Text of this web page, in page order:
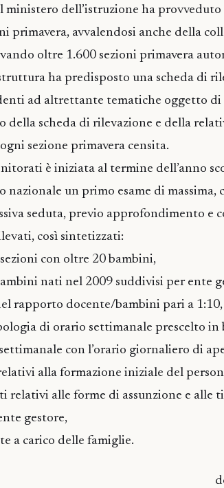
ministero dell’istruzione ha
primavera, avvalendosi anche della
oltre 1.600 sezioni primavera
ha predisposto una scheda di
ad altrettante tematiche oggetto di
della scheda di rilevazione e della
sezione primavera censita.
è iniziata al termine dell’anno
nazionale un primo esame di
seduta, previo approfondimento e
così sintetizzati:
con oltre 20 bambini,
nati nel 2009 suddivisi per ente
rapporto docente/bambini pari a 1:10,
di orario settimanale prescelto in
con l’orario giornaliero di
alla formazione iniziale del
relativi alle forme di assunzione e alle
gestore,
a carico delle famiglie.